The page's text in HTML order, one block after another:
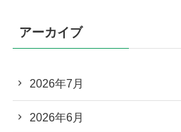
アーカイブ
2026年7月
2026年6月